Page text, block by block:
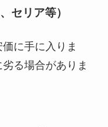
セリア等）
に手に入りま
る場合がありま